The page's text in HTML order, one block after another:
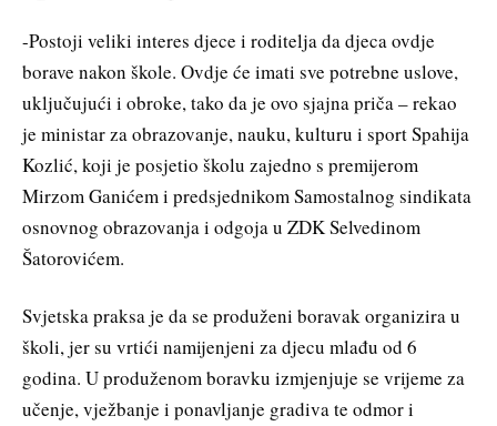
-Postoji veliki interes djece i roditelja da djeca ovdje
borave nakon škole. Ovdje će imati sve potrebne uslove,
uključujući i obroke, tako da je ovo sjajna priča – rekao
je ministar za obrazovanje, nauku, kulturu i sport Spahija
Kozlić, koji je posjetio školu zajedno s premijerom
Mirzom Ganićem i predsjednikom Samostalnog sindikata
osnovnog obrazovanja i odgoja u ZDK Selvedinom
Šatorovićem.
Svjetska praksa je da se produženi boravak organizira u
školi, jer su vrtići namijenjeni za djecu mlađu od 6
godina. U produženom boravku izmjenjuje se vrijeme za
učenje, vježbanje i ponavljanje gradiva te odmor i